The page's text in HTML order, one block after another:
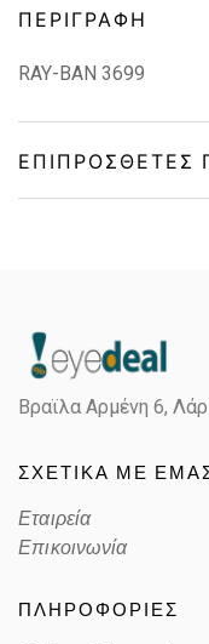
ΠΕΡΙΓΡΑΦΉ
RAY-BAN 3699
ΕΠΙΠΡΌΣΘΕΤΕΣ
Color
Lens Color
Color code
Βραϊλα Αρμένη 6,
ΣΧΕΤΙΚΑ ΜΕ
Εταιρεία
Επικοινωνία
ΠΛΗΡΟΦΟΡΙΕΣ